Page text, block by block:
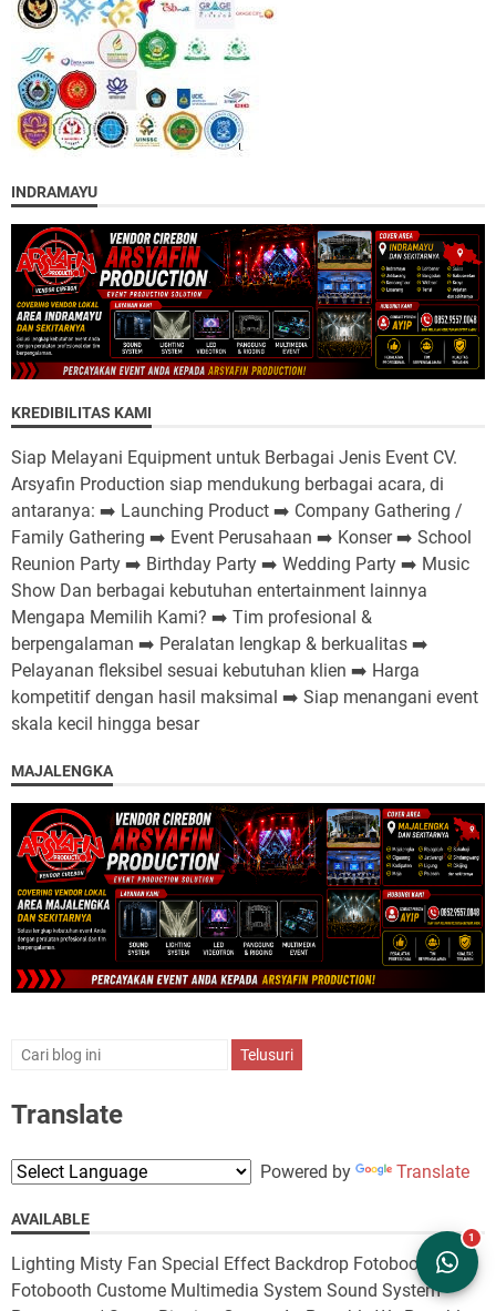
INDRAMAYU
KREDIBILITAS KAMI
Siap Melayani Equipment untuk Berbagai Jenis Event CV.
Arsyafin Production siap mendukung berbagai acara, di
antaranya: ➡️ Launching Product ➡️ Company Gathering /
Family Gathering ➡️ Event Perusahaan ➡️ Konser ➡️ School
Reunion Party ➡️ Birthday Party ➡️ Wedding Party ➡️ Music
Show Dan berbagai kebutuhan entertainment lainnya
Mengapa Memilih Kami? ➡️ Tim profesional &
berpengalaman ➡️ Peralatan lengkap & berkualitas ➡️
Pelayanan fleksibel sesuai kebutuhan klien ➡️ Harga
kompetitif dengan hasil maksimal ➡️ Siap menangani event
skala kecil hingga besar
MAJALENGKA
Translate
Powered by Translate
AVAILABLE
Lighting Misty Fan Special Effect Backdrop Fotobooth
Fotobooth Custome Multimedia System Sound System